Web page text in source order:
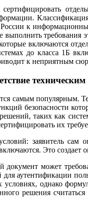
к информационным
выполнить требования
включаются
до класса 1Б
к неприятным
самым популярным.
безопасности
таких как
их
заявитель
Это
может
для аутентификации
условиях, однако
решения